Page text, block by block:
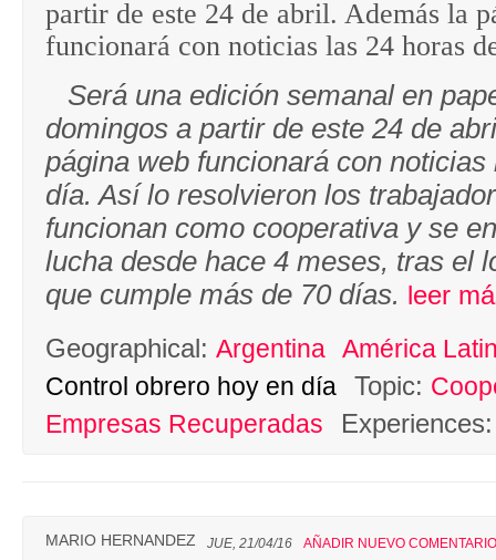
partir de este 24 de abril. Además la
funcionará con noticias las 24 horas
Será una edición semanal en
domingos a partir de este 24 de
página web funcionará con
día. Así lo resolvieron los
funcionan como cooperativa y se
lucha desde hace 4 meses, tras el
que cumple más de 70 días. leer
Geographical: Argentina América
Control obrero hoy en día
Topic:
Empresas Recuperadas
MARIO HERNANDEZ JUE, 21/04/16 AÑADIR NUEVO COMENTARIO